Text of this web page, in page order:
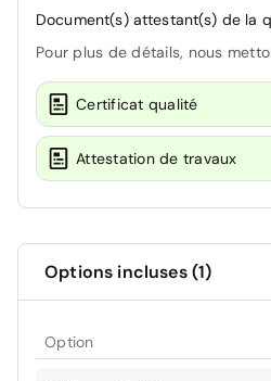
Document(s) attestant(s) de la
Pour plus de détails, nous
Certificat qualité
Attestation de travaux
Options incluses (1)
Option